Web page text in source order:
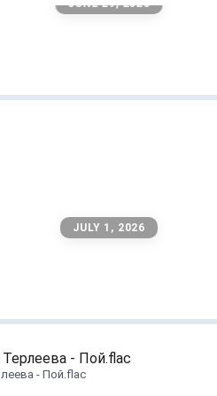
канал новых и самых
JUNE 29, 2026
JULY 1, 2026
Терлеева - Пой.flac
- Пой.flac